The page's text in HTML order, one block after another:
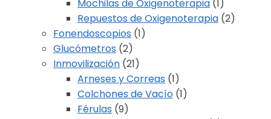
Mochilas de Oxigenoterapia (1)
Repuestos de Oxigenoterapia (2)
Fonendoscopios (1)
Glucómetros (2)
Inmovilización (21)
Arneses y Correas (1)
Colchones de Vacío (1)
Férulas (9)